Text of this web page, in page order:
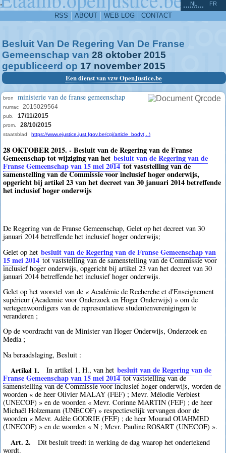
-
RSS ABOUT WEB LOG CONTACT
NL FR
Besluit Van De Regering Van De Franse
Gemeenschap van 28 oktober 2015
gepubliceerd op 17 november 2015
Een dienst van vzw OpenJustice.be
bron ministerie van de franse gemeenschap
numac 2015029564
pub. 17/11/2015
prom. 28/10/2015
staatsblad https://www.ejustice.just.fgov.be/cgi/article_body(...)
28 OKTOBER 2015. - Besluit van de Regering van de Franse
Gemeenschap tot wijziging van het besluit van de Regering van de
Franse Gemeenschap van 15 mei 2014tot vaststelling van de
samenstelling van de Commissie voor inclusief hoger onderwijs,
opgericht bij artikel 23 van het decreet van 30 januari 2014 betreffende
het inclusief hoger onderwijs
De Regering van de Franse Gemeenschap, Gelet op het decreet van 30
januari 2014 betreffende het inclusief hoger onderwijs;
Gelet op het besluit van de Regering van de Franse Gemeenschap van
15 mei 2014tot vaststelling van de samenstelling van de Commissie voor
inclusief hoger onderwijs, opgericht bij artikel 23 van het decreet van 30
januari 2014 betreffende het inclusief hoger onderwijs.
Gelet op het voorstel van de « Académie de Recherche et d'Enseignement
supérieur (Academie voor Onderzoek en Hoger Onderwijs) » om de
vertegenwoordigers van de representatieve studentenverenigingen te
veranderen ;
Op de voordracht van de Minister van Hoger Onderwijs, Onderzoek en
Media ;
Na beraadslaging, Besluit :
Artikel 1. In artikel 1, H., van het besluit van de Regering van de
Franse Gemeenschap van 15 mei 2014tot vaststelling van de
samenstelling van de Commissie voor inclusief hoger onderwijs, worden de
woorden « de heer Olivier MALAY (FEF) ; Mevr. Mélodie Verbiest
(UNECOF) » en de woorden « Mevr. Corinne MARTIN (FEF) ; de heer
Michaël Holzemann (UNECOF) » respectievelijk vervangen door de
woorden « Mevr. Adèle GODRIE (FEF) ; de heer Mourad OUAHMED
(UNECOF) » en de woorden « N ; Mevr. Pauline ROSART (UNECOF) ».
Art. 2.
Dit besluit treedt in werking de dag waarop het ondertekend
wordt.
^